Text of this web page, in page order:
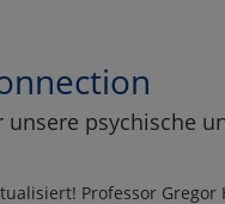
unsere psychische
Professor